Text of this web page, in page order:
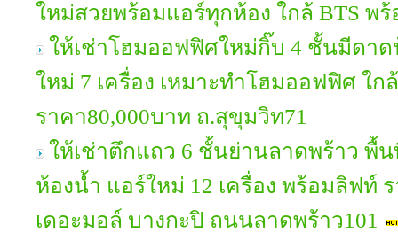
ใหม่สวยพร้อมแอร์ทุกห้อง ใกล้ BTS พ
ให้เช่าโฮมออฟฟิศใหม่กิ๊บ 4 ชั้นมีดา
ใหม่ 7 เครื่อง เหมาะทำโฮมออฟฟิศ ใก
ราคา80,000บาท ถ.สุขุมวิท71
ให้เช่าตึกแถว 6 ชั้นย่านลาดพร้าว พื้น
ห้องน้ำ แอร์ใหม่ 12 เครื่อง พร้อมลิฟท์
เดอะมอล์ บางกะปิ ถนนลาดพร้าว101